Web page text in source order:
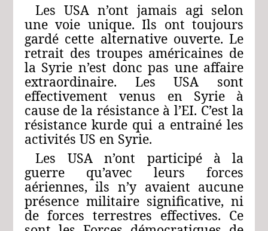
Les USA n’ont jamais agi selon
une voie unique. Ils ont toujours
gardé cette alternative ouverte. Le
retrait des troupes américaines de
la Syrie n’est donc pas une affaire
extraordinaire. Les USA sont
effectivement venus en Syrie à
cause de la résistance à l’EI. C’est la
résistance kurde qui a entrainé les
activités US en Syrie.
Les USA n’ont participé à la
guerre qu’avec leurs forces
aériennes, ils n’y avaient aucune
présence militaire significative, ni
de forces terrestres effectives. Ce